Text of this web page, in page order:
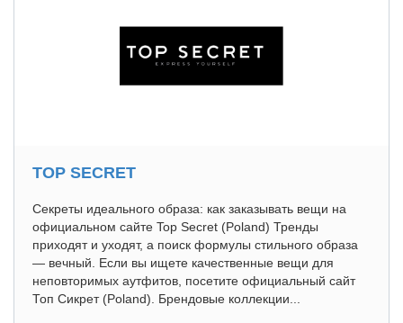
TOP SECRET
Секреты идеального образа: как заказывать вещи на
официальном сайте Top Secret (Poland) Тренды
приходят и уходят, а поиск формулы стильного образа
— вечный. Если вы ищете качественные вещи для
неповторимых аутфитов, посетите официальный сайт
Топ Сикрет (Poland). Брендовые коллекции...